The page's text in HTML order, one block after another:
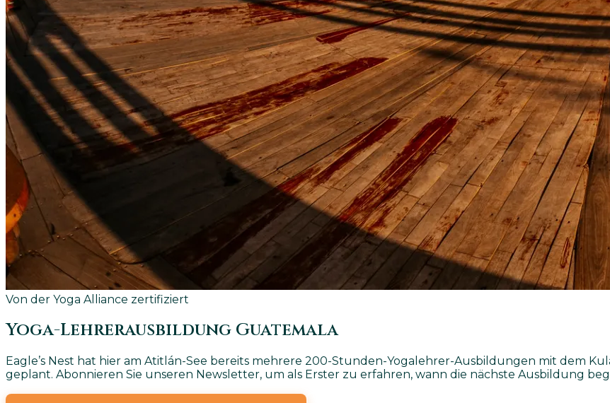
Von der Yoga Alliance zertifiziert
Yoga-Lehrerausbildung Guatemala
Eagle’s Nest hat hier am Atitlán-See bereits mehrere 200-Stunden-Yogalehrer-Ausbildungen mit dem
geplant. Abonnieren Sie unseren Newsletter, um als Erster zu erfahren, wann die nächste Ausbildung